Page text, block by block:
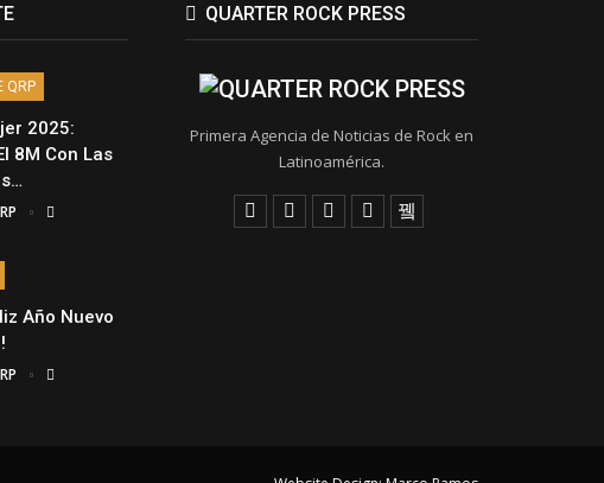
QRP
2025:
8M Con Las
Año Nuevo
QUARTER ROCK PRESS
Primera Agencia de Noticias de Rock en
Latinoamérica.